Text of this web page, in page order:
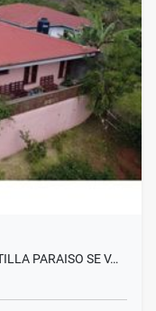
PARAISO SE V…